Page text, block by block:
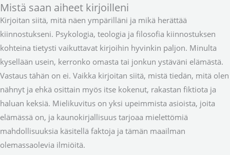
Mistä saan aiheet kirjoilleni
Kirjoitan siitä, mitä näen ympärilläni ja mikä herättää
kiinnostukseni. Psykologia, teologia ja filosofia kiinnostuksen
kohteina tietysti vaikuttavat kirjoihin hyvinkin paljon. Minulta
kysellään usein, kerronko omasta tai jonkun ystäväni elämästä.
Vastaus tähän on ei. Vaikka kirjoitan siitä, mistä tiedän, mitä olen
nähnyt ja ehkä osittain myös itse kokenut, rakastan fiktiota ja
haluan keksiä. Mielikuvitus on yksi upeimmista asioista, joita
elämässä on, ja kaunokirjallisuus tarjoaa mielettömiä
mahdollisuuksia käsitellä faktoja ja tämän maailman
olemassaolevia ilmiöitä.